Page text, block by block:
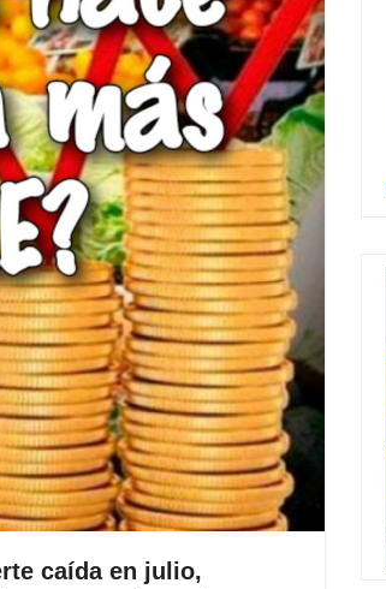
caída en julio,